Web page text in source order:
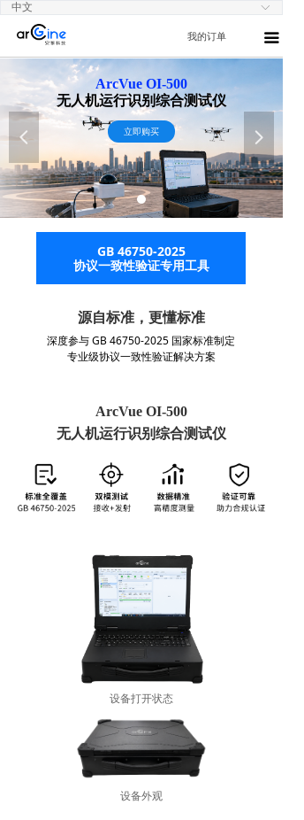
我的订单 끀
ꀅ
中文
ArcVue OI-500
无人机运行识别综合测试仪
立即购买
ArcVue OI-500
无人机运行识别综合测试仪
넳 넲
GB 46750-2025
协议一致性验证专用工具
深度参与 GB 46750-2025 国家标准制定
专业级协议一致性验证解决方案
源自标准，更懂标准
设备打开状态
设备外观